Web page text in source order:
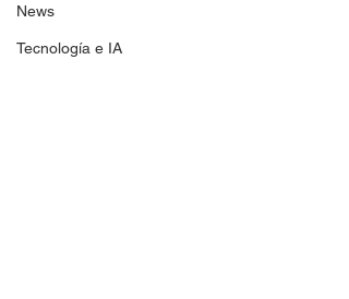
News
Tecnología e IA